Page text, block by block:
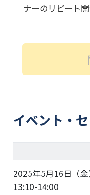
ナーのリピート開
イベント・
2025年5月16日（金
13:10-14:00